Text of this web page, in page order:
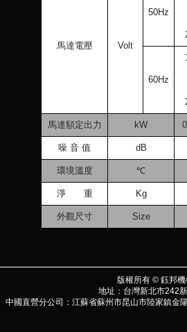
馬達電壓 Volt
50Hz
60Hz
馬達額定出力 kW
噪 音 值 dB
環境溫度 ℃
淨 重 Kg
外觀尺寸 Size
版權所有 © 鈺邦
地址：台灣新北市242
中國直營分公司：江蘇省蘇州市昆山市陸家鎮